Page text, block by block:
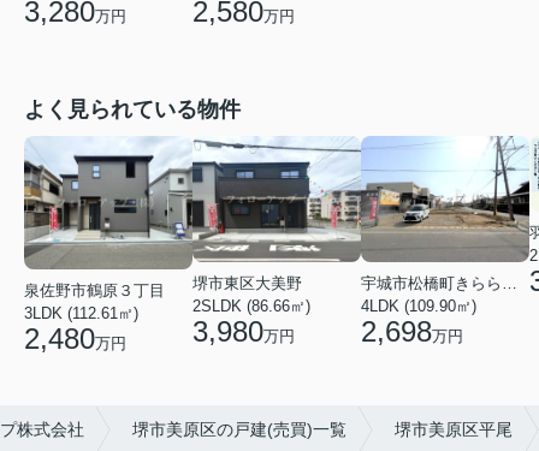
3,280万円 2,580万円
よく見られている物件
泉佐野市鶴原３丁目
3LDK (112.61㎡)
2,480万円
堺市東区大美野
2SLDK (86.66㎡)
3,980万円
宇城市松橋町きらら３丁目
4LDK (109.90㎡)
2,698万円
株式会社 堺市美原区の戸建(売買)一覧 堺市美原区平尾